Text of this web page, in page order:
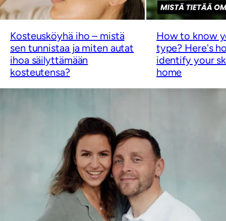
Kosteusköyhä iho – mistä
sen tunnistaa ja miten autat
ihoa säilyttämään
kosteutensa?
How to know
type? Here's
identify your
home